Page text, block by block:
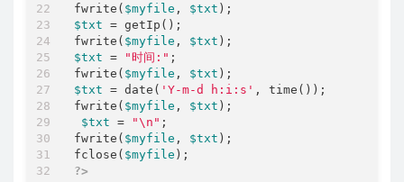
fwrite( $myfile , $txt
$txt = getIp();
fwrite( $myfile , $txt
$txt = "时间:" ;
fwrite( $myfile , $txt
$txt = date( 'Y-m-d h:i:s' , time());
fwrite( $myfile , $txt );
$txt = "\n" ;
fwrite( $myfile , $txt );
fclose( $myfile
?>